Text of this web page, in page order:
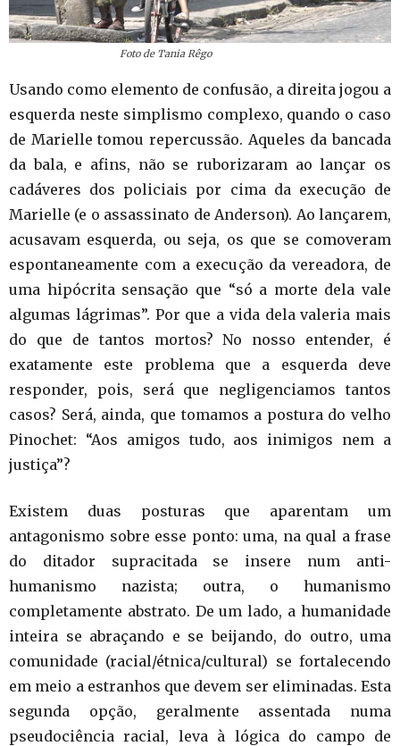
Foto de Tania Rêgo
Usando como elemento de confusão, a direita jogou a
esquerda neste simplismo complexo, quando o caso
de Marielle tomou repercussão. Aqueles da bancada
da bala, e afins, não se ruborizaram ao lançar os
cadáveres dos policiais por cima da execução de
Marielle (e o assassinato de Anderson). Ao lançarem,
acusavam esquerda, ou seja, os que se comoveram
espontaneamente com a execução da vereadora, de
uma hipócrita sensação que “só a morte dela vale
algumas lágrimas”. Por que a vida dela valeria mais
do que de tantos mortos? No nosso entender, é
exatamente este problema que a esquerda deve
responder, pois, será que negligenciamos tantos
casos? Será, ainda, que tomamos a postura do velho
Pinochet: “Aos amigos tudo, aos inimigos nem a
justiça”?
Existem duas posturas que aparentam um
antagonismo sobre esse ponto: uma, na qual a frase
do ditador supracitada se insere num anti-
humanismo nazista; outra, o humanismo
completamente abstrato. De um lado, a humanidade
inteira se abraçando e se beijando, do outro, uma
comunidade (racial/étnica/cultural) se fortalecendo
em meio a estranhos que devem ser eliminadas. Esta
segunda opção, geralmente assentada numa
pseudociência racial, leva à lógica do campo de